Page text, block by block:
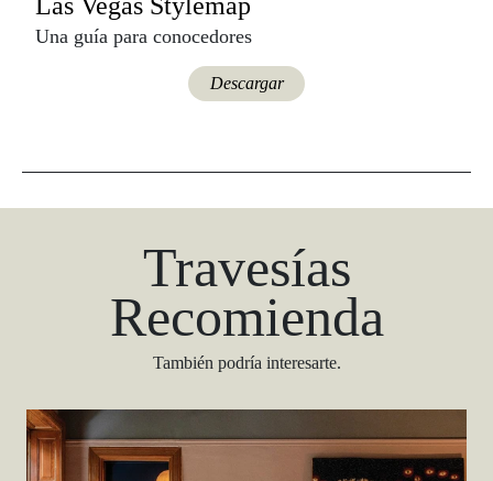
Una guía para conocedores
Descargar
Travesías
Recomienda
También podría interesarte.